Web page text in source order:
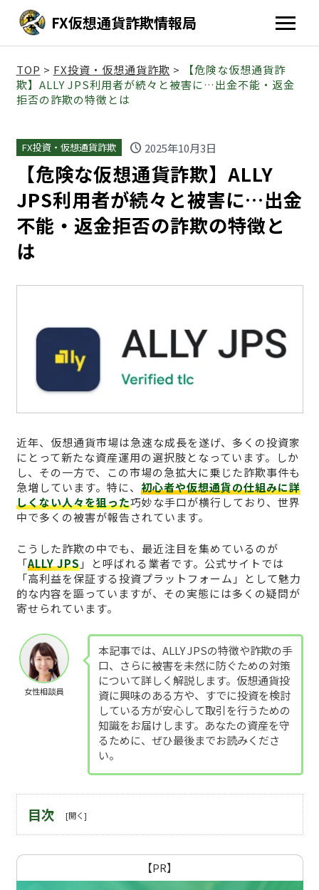
FX仮想通貨詐欺情報局
TOP > FX投資・仮想通貨詐欺 >
【危険な仮想通貨詐
欺】ALLY JPS利用者が続々と被害に…出金不能・返金
拒否の詐欺の特徴とは
FX投資・仮想通貨詐欺 schedule 2025年10月3日
【危険な仮想通貨詐欺】ALLY
JPS利用者が続々と被害に…出金
不能・返金拒否の詐欺の特徴と
は
近年、仮想通貨市場は急速な成長を遂げ、多くの投資家
にとって新たな資産運用の選択肢となっています。しか
し、その一方で、この市場の急拡大に乗じた詐欺事件も
急増しています。特に、 初心者や仮想通貨の仕組みに詳
しくない人々を狙った巧妙な手口が横行しており、世界
中で多くの被害が報告されています。
こうした詐欺の中でも、最近注目を集めているのが
「ALLY JPS」と呼ばれる業者です。公式サイトでは
「高利益を保証する投資プラットフォーム」として魅力
的な内容を謳っていますが、その実態には多くの疑問が
寄せられています。
女性相談員
本記事では、ALLY JPSの特徴や詐欺の手
口、さらに被害を未然に防ぐための対策
について詳しく解説します。仮想通貨投
資に興味のある方や、すでに投資を検討
している方が安心して取引を行うための
知識をお届けします。あなたの資産を守
るために、ぜひ最後までお読みくださ
い。
目次
【PR】